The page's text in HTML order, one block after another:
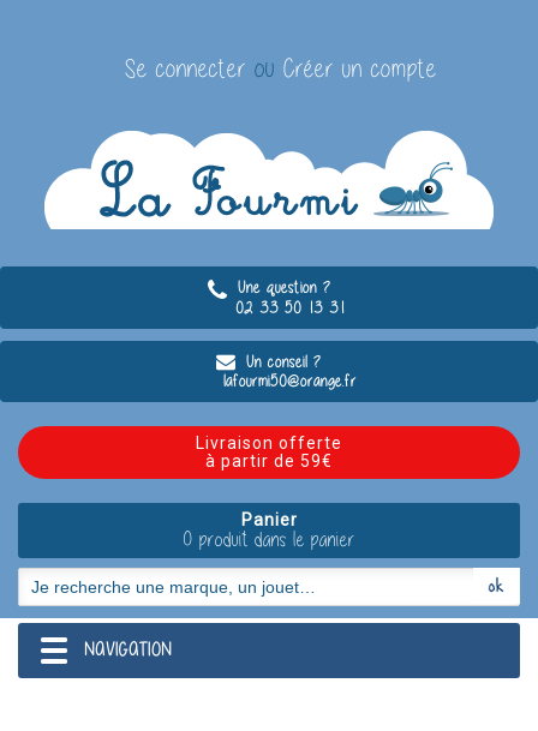
Se connecter ou Créer un compte
Une question ?
02 33 50 13 31
Un conseil ?
lafourmi50@orange.fr
Livraison offerte
à partir de 59€
Panier
0 produit dans le panier
navigation
NAVIGATION